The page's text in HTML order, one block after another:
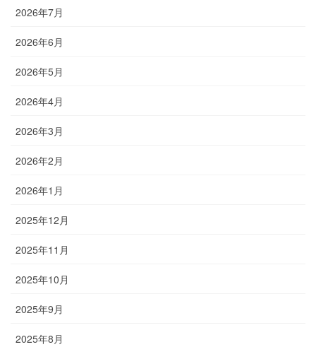
2026年7月
2026年6月
2026年5月
2026年4月
2026年3月
2026年2月
2026年1月
2025年12月
2025年11月
2025年10月
2025年9月
2025年8月